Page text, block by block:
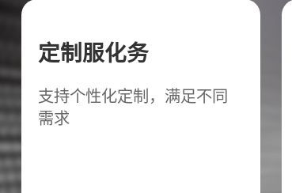
定制服化务
支持个性化定制，满足不同
需求